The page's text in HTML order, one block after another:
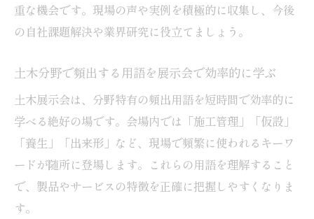
重な機会です。現場の声や実例を積極的に収集し、今後
の自社課題解決や業界研究に役立てましょう。
土木分野で頻出する用語を展示会で効率的に学ぶ
土木展示会は、分野特有の頻出用語を短時間で効率的に
学べる絶好の場です。会場内では「施工管理」「仮設」
「養生」「出来形」など、現場で頻繁に使われるキーワ
ードが随所に登場します。これらの用語を理解すること
で、製品やサービスの特徴を正確に把握しやすくなりま
す。